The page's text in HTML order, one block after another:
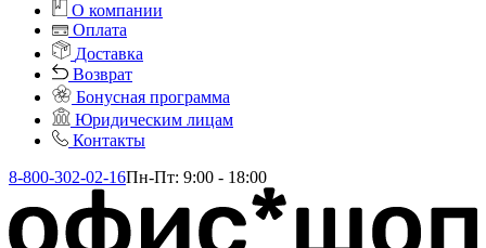
О компании
Оплата
Доставка
Возврат
Бонусная программа
Юридическим лицам
Контакты
8-800-302-02-16Пн-Пт: 9:00 - 18:00